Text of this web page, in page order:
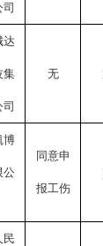
达
集 无
博
公
同意申
报工伤
民